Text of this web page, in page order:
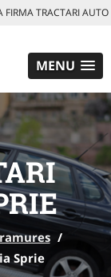
TRACTARI AUTO
MENU
/
Sprie